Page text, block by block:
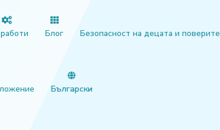
Блог Безопасност на децата и
Български